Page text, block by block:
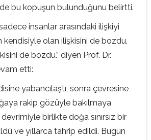
bu kopuşun bulunduğunu belirtti.
insanlar arasındaki ilişkiyi
kendisiyle olan ilişkisini de bozdu,
de bozdu.” diyen Prof. Dr.
etti:
yabancılaştı, sonra çevresine
rakip gözüyle bakılmaya
birlikte doğa sınırsız bir
ve yıllarca tahrip edildi. Bugün